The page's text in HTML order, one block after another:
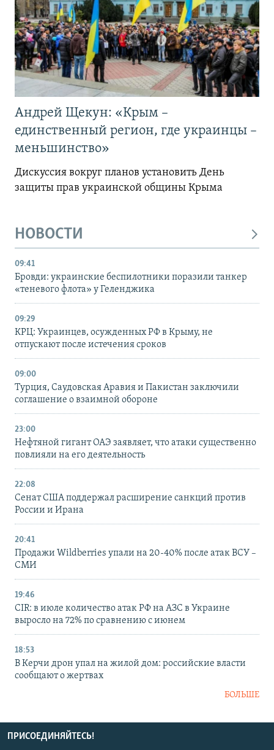
Андрей Щекун: «Крым –
единственный регион, где украинцы –
меньшинство»
Дискуссия вокруг планов установить День
защиты прав украинской общины Крыма
НОВОСТИ
09:41
Бровди: украинские беспилотники поразили танкер
«теневого флота» у Геленджика
09:29
КРЦ: Украинцев, осужденных РФ в Крыму, не
отпускают после истечения сроков
09:00
Турция, Саудовская Аравия и Пакистан заключили
соглашение о взаимной обороне
23:00
Нефтяной гигант ОАЭ заявляет, что атаки существенно
повлияли на его деятельность
22:08
Сенат США поддержал расширение санкций против
России и Ирана
20:41
Продажи Wildberries упали на 20-40% после атак ВСУ –
СМИ
19:46
CIR: в июле количество атак РФ на АЗС в Украине
выросло на 72% по сравнению с июнем
18:53
В Керчи дрон упал на жилой дом: российские власти
сообщают о жертвах
БОЛЬШЕ
ПРИСОЕДИНЯЙТЕСЬ!